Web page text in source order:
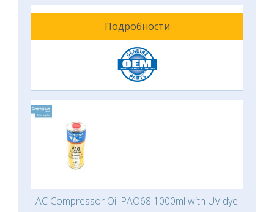
Подробности
AC Compressor Oil PAO68 1000ml with UV dye